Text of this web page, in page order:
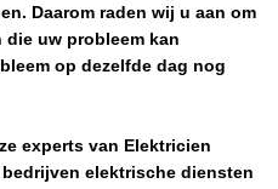
Daarom raden wij u aan om
uw probleem kan
op dezelfde dag nog
experts van Elektricien
elektrische diensten